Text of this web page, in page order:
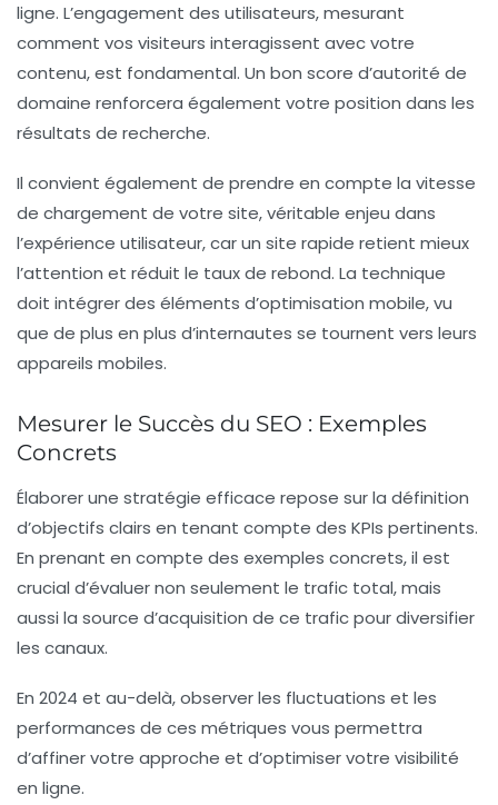
ligne. L’engagement des utilisateurs, mesurant
comment vos visiteurs interagissent avec votre
contenu, est fondamental. Un bon score d’autorité de
domaine renforcera également votre position dans les
résultats de recherche.
Il convient également de prendre en compte la vitesse
de chargement de votre site, véritable enjeu dans
l’expérience utilisateur, car un site rapide retient mieux
l’attention et réduit le taux de rebond. La technique
doit intégrer des éléments d’optimisation mobile, vu
que de plus en plus d’internautes se tournent vers leurs
appareils mobiles.
Mesurer le Succès du SEO : Exemples
Concrets
Élaborer une stratégie efficace repose sur la définition
d’objectifs clairs en tenant compte des KPIs pertinents.
En prenant en compte des exemples concrets, il est
crucial d’évaluer non seulement le trafic total, mais
aussi la source d’acquisition de ce trafic pour diversifier
les canaux.
En 2024 et au-delà, observer les fluctuations et les
performances de ces métriques vous permettra
d’affiner votre approche et d’optimiser votre visibilité
en ligne.